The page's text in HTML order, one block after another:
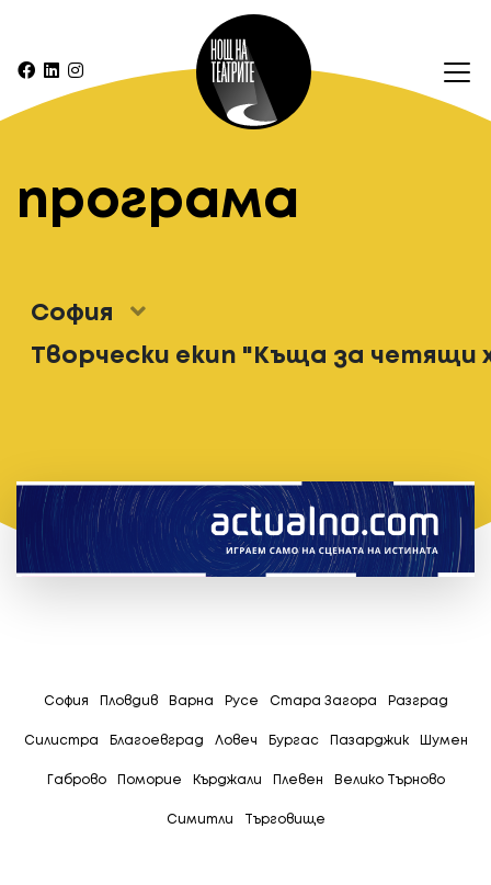
програма
София
Творчески екип "Къща за
София Пловдив Варна Русе Стара Загора Разград
Силистра Благоевград Ловеч Бургас Пазарджик Шумен
Габрово Поморие Кърджали Плевен Велико Търново
Симитли Tърговище